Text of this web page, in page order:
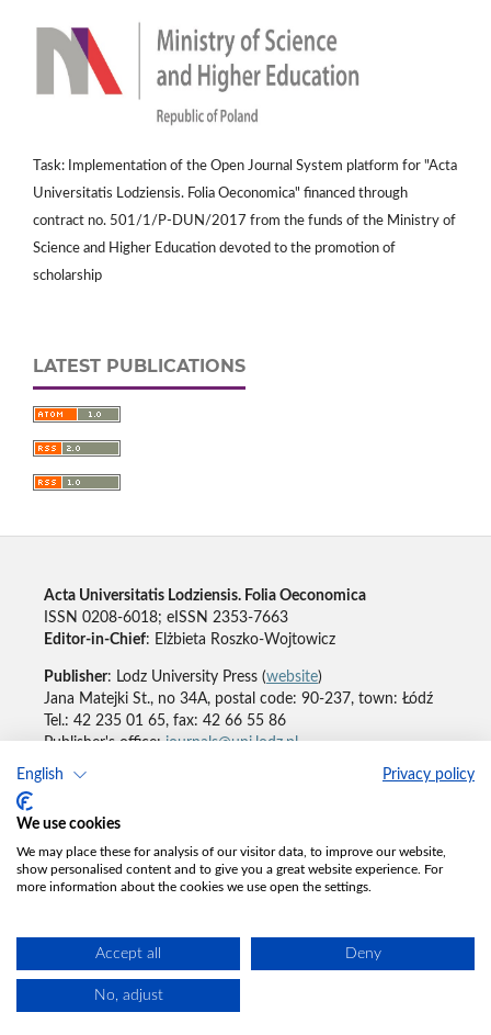
English Privacy policy
We use cookies
We may place these for analysis of our visitor data, to improve our website,
show personalised content and to give you a great website experience. For
more information about the cookies we use open the settings.
Accept all Deny
No, adjust
Task: Implementation of the Open Journal System platform for "Acta
Universitatis Lodziensis. Folia Oeconomica" financed through
contract no. 501/1/P-DUN/2017 from the funds of the Ministry of
Science and Higher Education devoted to the promotion of
scholarship
LATEST PUBLICATIONS
Acta Universitatis Lodziensis. Folia Oeconomica
ISSN 0208-6018; eISSN 2353-7663
Editor-in-Chief: Elżbieta Roszko-Wojtowicz
Publisher: Lodz University Press (website)
Jana Matejki St., no 34A, postal code: 90-237, town: Łódź
Tel.: 42 235 01 65, fax: 42 66 55 86
Publisher's office:journals@uni.lodz.pl
Accesibility declaration